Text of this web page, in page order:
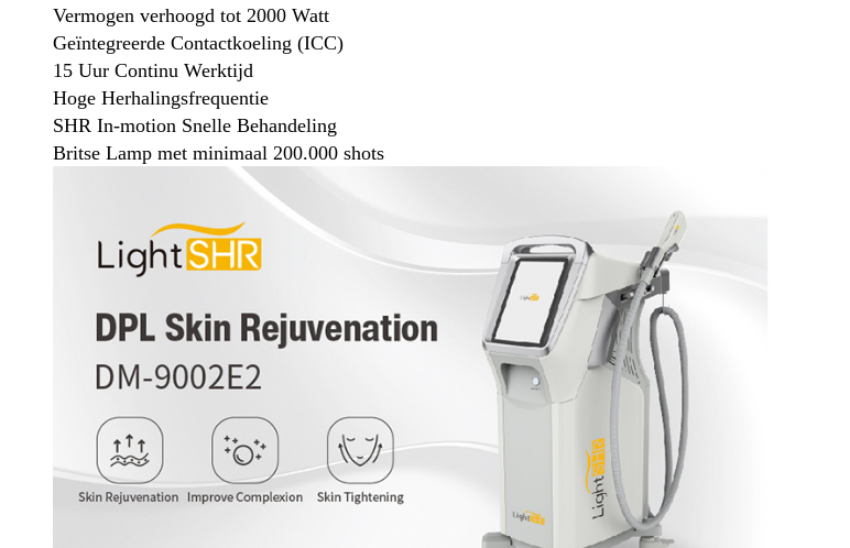
Vermogen verhoogd tot 2000 Watt
Geïntegreerde Contactkoeling (ICC)
15 Uur Continu Werktijd
Hoge Herhalingsfrequentie
SHR In-motion Snelle Behandeling
Britse Lamp met minimaal 200.000 shots